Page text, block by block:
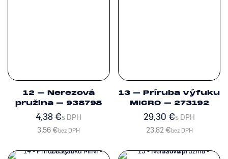
12 – Nerezová
pružina – 938798
4,38 €s DPH
3,56€bez DPH
13 – Príruba výfuku
MICRO – 273192
29,30 €s DPH
23,82 €bez DPH